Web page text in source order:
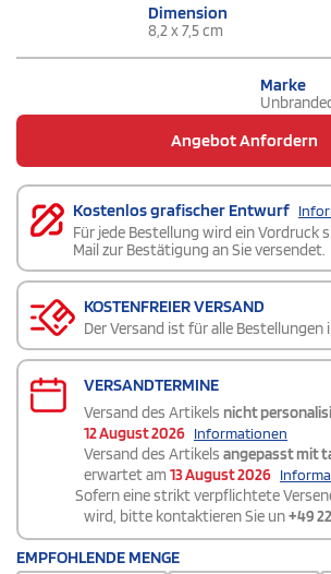
Dimension
8,2 x 7,5 cm
Marke
Angebot Anfordern
Kostenlos grafischer Entwurf
Für jede Bestellung wird ein Vordruck
Mail zur Bestätigung an Sie versendet.
KOSTENFREIER VERSAND
Der Versand ist für alle
VERSANDTERMINE
Versand des Artikels nicht
12 August 2026 Informationen
Versand des Artikels angepasst mit
erwartet am 13 August 2026
Sofern eine strikt verpflichtete
wird, bitte kontaktieren Sie un+49
EMPFOHLENDE MENGE